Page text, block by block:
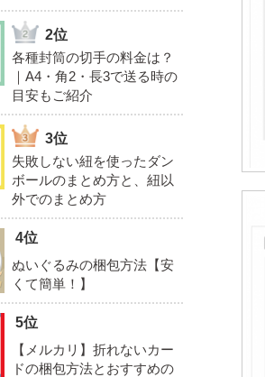
各種封筒の切手の料金は？
｜A4・角2・長3で送る時の
目安もご紹介
失敗しない紐を使ったダン
ボールのまとめ方と、紐以
外でのまとめ方
ぬいぐるみの梱包方法【安
くて簡単！】
【メルカリ】折れないカー
ドの梱包方法とおすすめの